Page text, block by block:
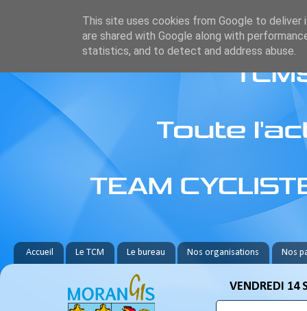
Accueil Le TCM Le bureau Nos organisations Nos
VENDREDI 14
This site uses cookies from Google to deliver
are shared with Google along with
statistics, and to detect and address abuse.